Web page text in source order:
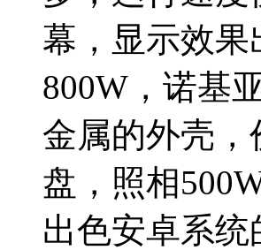
幕，显示效
800W，诺基
金属的外壳
盘，照相
出色安卓系统